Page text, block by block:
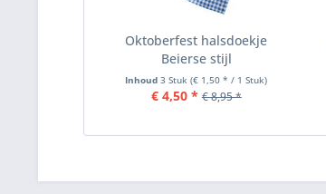
Oktoberfest halsdoekje
Beierse stijl
Inhoud3 Stuk(€ 1,50 * / 1 Stuk)
€ 4,50 * € 8,95 *